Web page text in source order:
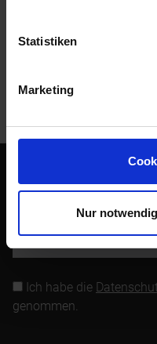
Statistiken
Marketing
Nur
Abonnieren Sie den
Ich habe die
genommen.